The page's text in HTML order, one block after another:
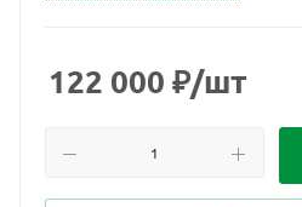
122 000 ₽/шт